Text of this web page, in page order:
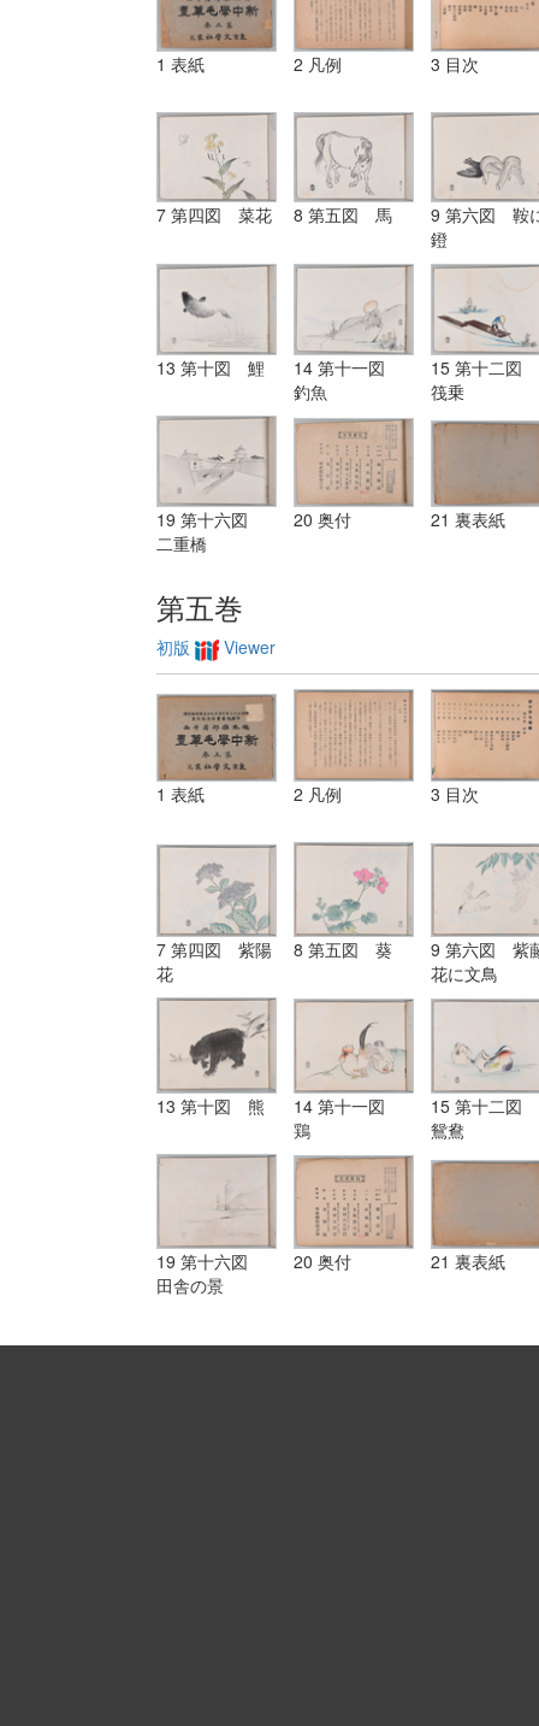
1 表紙 2 凡例 3 目次
7 第四図 菜花 8 第五図 馬
9 第六図 鞍
鐙
13 第十図 鯉
14 第十一図
釣魚
15 第十二図
筏乗
19 第十六図
二重橋
20 奥付 21 裏表紙
第五巻
初版 Viewer
1 表紙 2 凡例 3 目次
7 第四図 紫陽
花
8 第五図 葵
9 第六図 紫
花に文鳥
13 第十図 熊
14 第十一図
鶏
15 第十二図
鴛鴦
19 第十六図
田舎の景
20 奥付 21 裏表紙